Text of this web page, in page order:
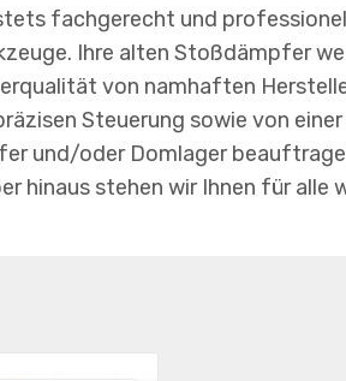
fachgerecht und
Ihre alten Stoßdämpfer
von namhaften
Steuerung sowie von
und/oder Domlager
hinaus stehen wir Ihnen für alle